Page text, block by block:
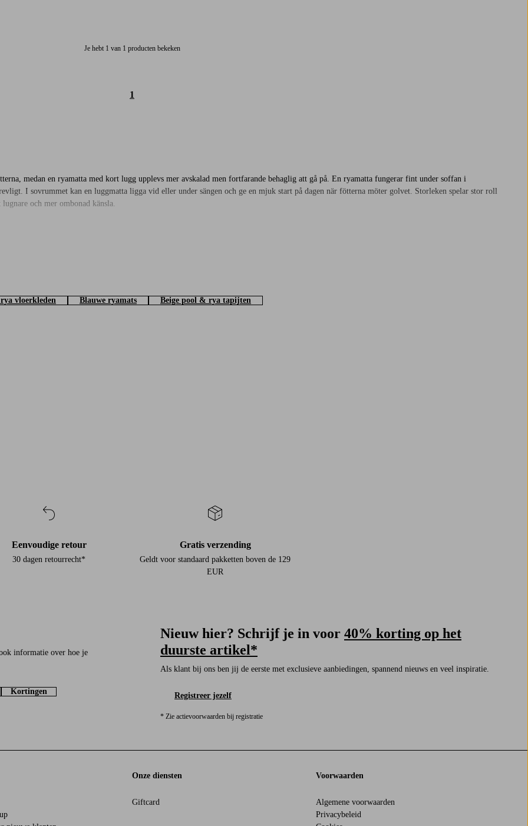
Je hebt 1 van 1 producten bekeken
1
medan en ryamatta med kort lugg upplevs mer avskalad men fortfarande behaglig att gå på. En ryamatta fungerar fint under soffan i
I sovrummet kan en luggmatta ligga vid eller under sängen och ge en mjuk start på dagen när fötterna möter golvet. Storleken spelar stor roll
och mer ombonad känsla.
vloerkleden Blauwe ryamats Beige pool & rya tapijten
Eenvoudige retour
30 dagen retourrecht*
Gratis verzending
Geldt voor standaard pakketten boven de 129
EUR
Nieuw hier? Schrijf je in voor 40% korting op het
duurste artikel*
Als klant bij ons ben jij de eerste met exclusieve aanbiedingen, spannend nieuws en veel inspiratie.
Registreer jezelf
* Zie actievoorwaarden bij registratie
informatie over hoe je
Kortingen
Onze diensten
Giftcard
Voorwaarden
Algemene voorwaarden
Privacybeleid